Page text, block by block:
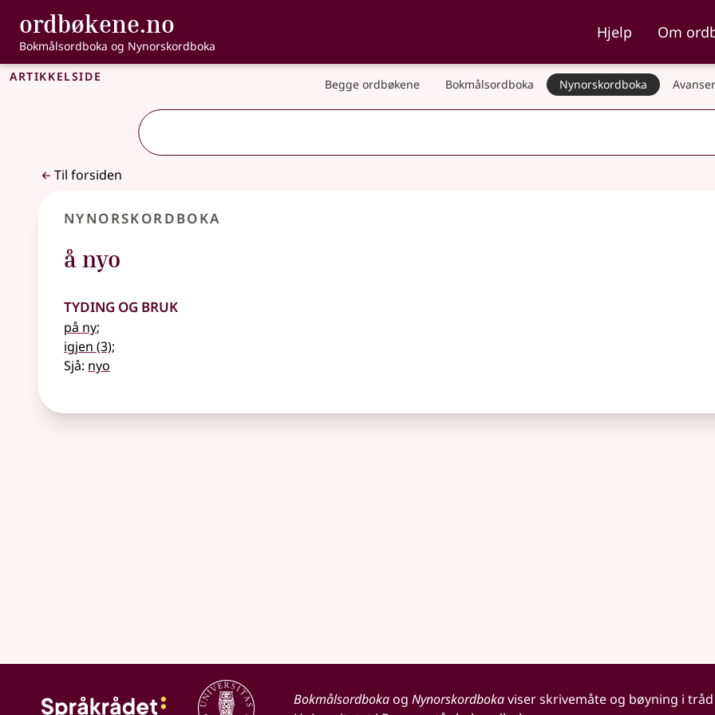
Gå til hovedinnhold
Tilgjengelighet
ordbøkene.no , Bokmålsordboka og Nynorskordboka
Bokmålsordboka og Nynorskordboka
Hjelp Om
Artikkelside Begge ordbøkene Bokmålsordboka Nynorskordboka
Til forsiden
Nynorskordboka
å nyo
Tyding og bruk
på ny;
igjen (3);
Sjå: nyo
Bokmålsordbokaog Nynorskordbokaviser skrivemåte og bøyning i